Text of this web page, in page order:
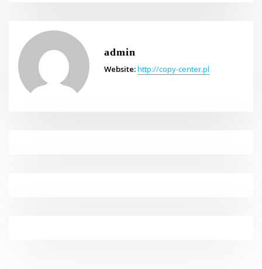
admin
Website:http://copy-center.pl